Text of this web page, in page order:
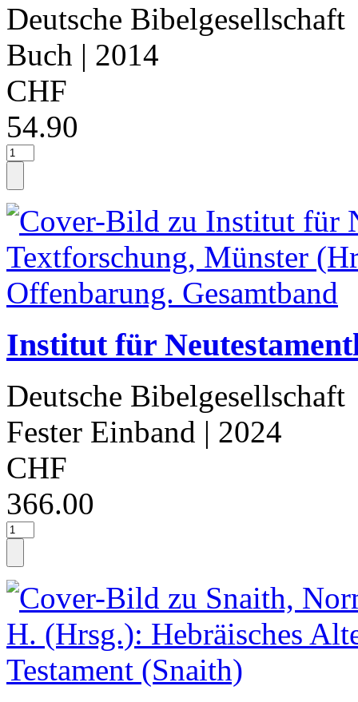
Deutsche Bibelgesellschaft
Buch | 2014
CHF
54.90
Institut für
Deutsche Bibelgesellschaft
Fester Einband | 2024
CHF
366.00